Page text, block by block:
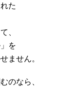
た
、
を
ません。
のなら、